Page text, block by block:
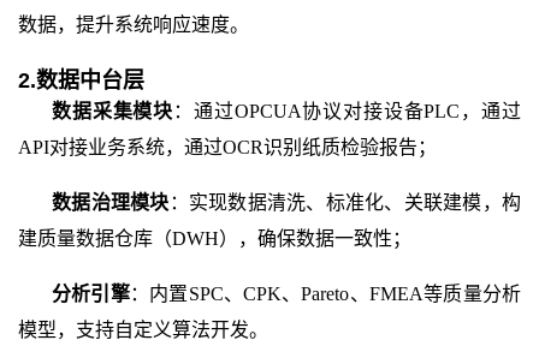
数据，提升系统响应速度。
2.数据中台层
数据采集模块 ：通过OPCUA协议对接设备PLC，通过
API对接业务系统，通过OCR识别纸质检验报告；
数据治理模块 ：实现数据清洗、标准化、关联建模，构
建质量数据仓库（DWH），确保数据一致性；
分析引擎：内置SPC、CPK、Pareto、FMEA等质量分析
模型，支持自定义算法开发。